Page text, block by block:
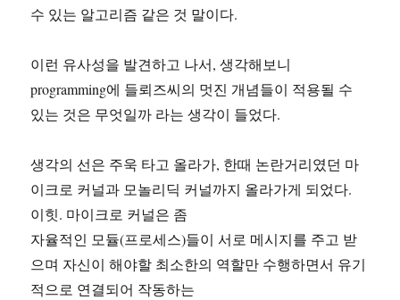
수 있는 알고리즘 같은 것 말이다.
이런 유사성을 발견하고 나서, 생각해보니
programming에 들뢰즈씨의 멋진 개념들이 적용될 수
있는 것은 무엇일까 라는 생각이 들었다.
생각의 선은 주욱 타고 올라가, 한때 논란거리였던 마
이크로 커널과 모놀리딕 커널까지 올라가게 되었다.
이힛. 마이크로 커널은 좀
자율적인 모듈(프로세스)들이 서로 메시지를 주고 받
으며 자신이 해야할 최소한의 역할만 수행하면서 유기
적으로 연결되어 작동하는